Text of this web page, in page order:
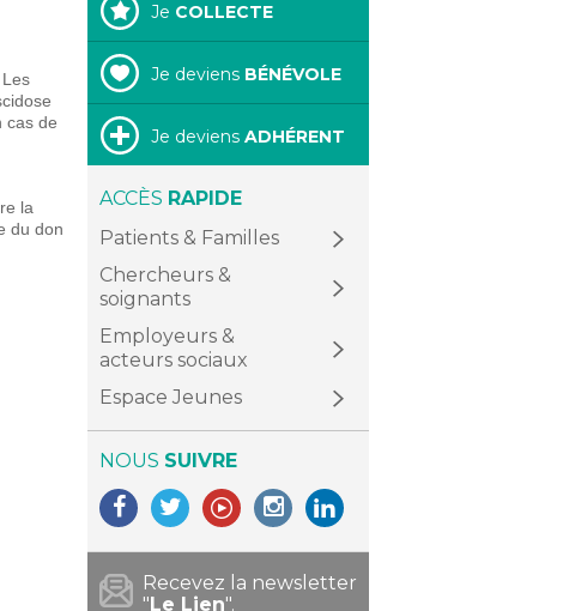
cas de
la
du don
Je COLLECTE
Je deviens BÉNÉVOLE
Je deviens ADHÉRENT
ACCÈS RAPIDE
Patients & Familles
Chercheurs &
soignants
Employeurs &
acteurs sociaux
Espace Jeunes
NOUS SUIVRE
Recevez la newsletter
" Le Lien".